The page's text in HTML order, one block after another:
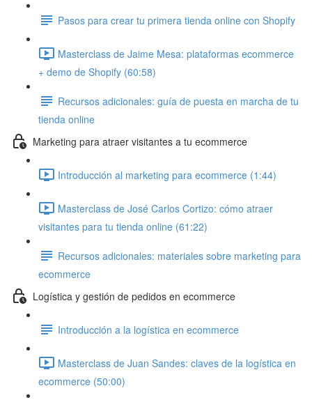
Pasos para crear tu primera tienda online con Shopify
Masterclass de Jaime Mesa: plataformas ecommerce
+ demo de Shopify (60:58)
Recursos adicionales: guía de puesta en marcha de tu
tienda online
Marketing para atraer visitantes a tu ecommerce
Introducción al marketing para ecommerce (1:44)
Masterclass de José Carlos Cortizo: cómo atraer
visitantes para tu tienda online (61:22)
Recursos adicionales: materiales sobre marketing para
ecommerce
Logística y gestión de pedidos en ecommerce
Introducción a la logística en ecommerce
Masterclass de Juan Sandes: claves de la logística en
ecommerce (50:00)